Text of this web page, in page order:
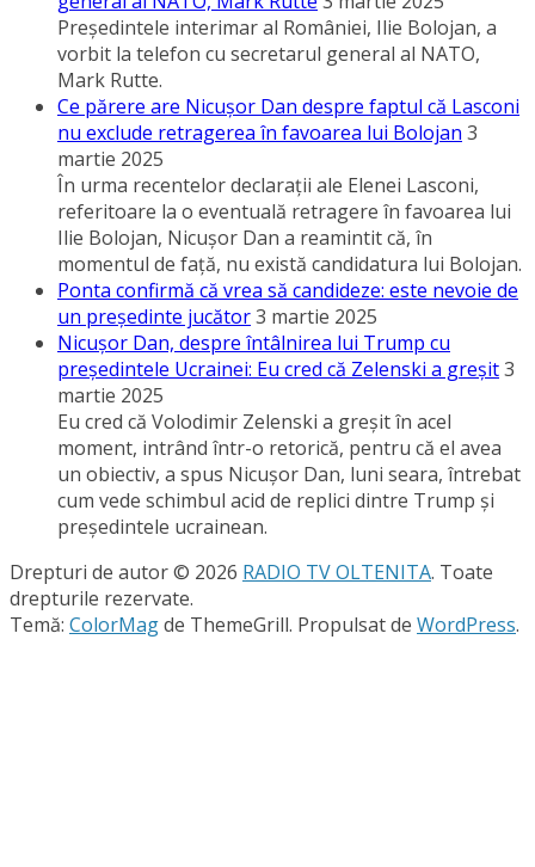
Preşedintele interimar al României, Ilie Bolojan, a
vorbit la telefon cu secretarul general al NATO,
Mark Rutte.
Ce părere are Nicuşor Dan despre faptul că Lasconi
nu exclude retragerea în favoarea lui Bolojan 3
martie 2025
În urma recentelor declaraţii ale Elenei Lasconi,
referitoare la o eventuală retragere în favoarea lui
Ilie Bolojan, Nicuşor Dan a reamintit că, în
momentul de faţă, nu există candidatura lui Bolojan.
Ponta confirmă că vrea să candideze: este nevoie de
un preşedinte jucător3 martie 2025
Nicuşor Dan, despre întâlnirea lui Trump cu
preşedintele Ucrainei: Eu cred că Zelenski a greşit3
martie 2025
Eu cred că Volodimir Zelenski a greşit în acel
moment, intrând într-o retorică, pentru că el avea
un obiectiv, a spus Nicuşor Dan, luni seara, întrebat
cum vede schimbul acid de replici dintre Trump şi
preşedintele ucrainean.
Drepturi de autor © 2026 RADIO TV OLTENITA. Toate
drepturile rezervate.
Temă: ColorMagde ThemeGrill. Propulsat de WordPress.